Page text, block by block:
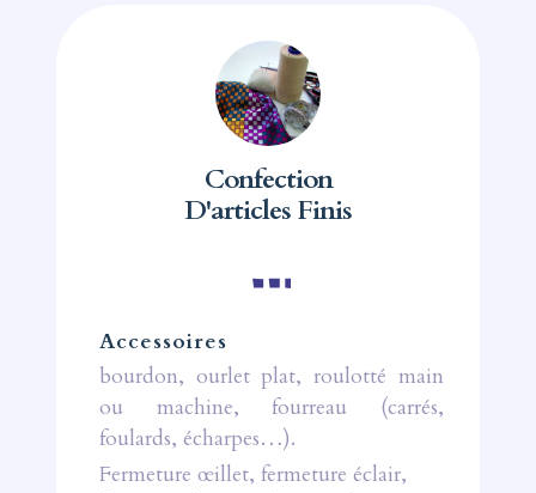
Confection
D'articles Finis
Accessoires
bourdon, ourlet plat, roulotté main
ou machine, fourreau (carrés,
foulards, écharpes…).
Fermeture œillet, fermeture éclair,